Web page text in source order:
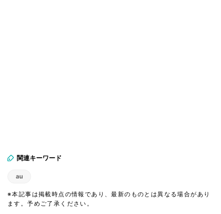
関連キーワード
au
※本記事は掲載時点の情報であり、最新のものとは異なる場合があり
ます。予めご了承ください。